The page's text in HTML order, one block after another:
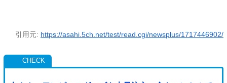
引用元: https://asahi.5ch.net/test/read.cgi/newsplus/1717446902/